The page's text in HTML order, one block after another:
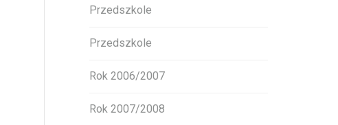
Przedszkole
Przedszkole
Rok 2006/2007
Rok 2007/2008